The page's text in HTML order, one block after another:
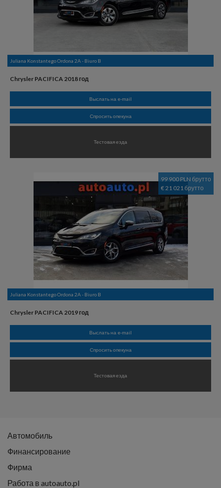
Juliana Konstantego Ordona 2A - Biuro B
Chrysler PACIFICA 2018 год
Выслать на e-mail
Спросить опекуна
Тестовая езда
99 900 PLN брутто
€ 21 021 брутто
Juliana Konstantego Ordona 2A - Biuro B
Chrysler PACIFICA 2019 год
Выслать на e-mail
Спросить опекуна
Тестовая езда
Автомобиль
Финансирование
Фирма
Работа в autoauto.pl